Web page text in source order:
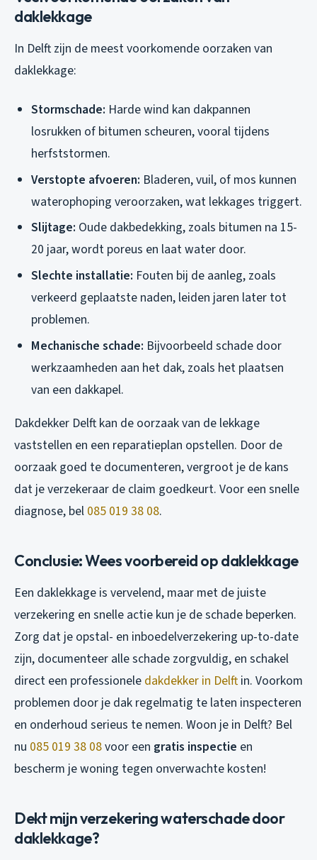
daklekkage
In Delft zijn de meest voorkomende oorzaken van
daklekkage:
Stormschade: Harde wind kan dakpannen
losrukken of bitumen scheuren, vooral tijdens
herfststormen.
Verstopte afvoeren: Bladeren, vuil, of mos kunnen
waterophoping veroorzaken, wat lekkages triggert.
Slijtage: Oude dakbedekking, zoals bitumen na 15-
20 jaar, wordt poreus en laat water door.
Slechte installatie: Fouten bij de aanleg, zoals
verkeerd geplaatste naden, leiden jaren later tot
problemen.
Mechanische schade: Bijvoorbeeld schade door
werkzaamheden aan het dak, zoals het plaatsen
van een dakkapel.
Dakdekker Delft kan de oorzaak van de lekkage
vaststellen en een reparatieplan opstellen. Door de
oorzaak goed te documenteren, vergroot je de kans
dat je verzekeraar de claim goedkeurt. Voor een snelle
diagnose, bel 085 019 38 08.
Conclusie: Wees voorbereid op daklekkage
Een daklekkage is vervelend, maar met de juiste
verzekering en snelle actie kun je de schade beperken.
Zorg dat je opstal- en inboedelverzekering up-to-date
zijn, documenteer alle schade zorgvuldig, en schakel
direct een professionele dakdekker in Delftin. Voorkom
problemen door je dak regelmatig te laten inspecteren
en onderhoud serieus te nemen. Woon je in Delft? Bel
nu 085 019 38 08voor een gratis inspectie en
bescherm je woning tegen onverwachte kosten!
Dekt mijn verzekering waterschade door
daklekkage?